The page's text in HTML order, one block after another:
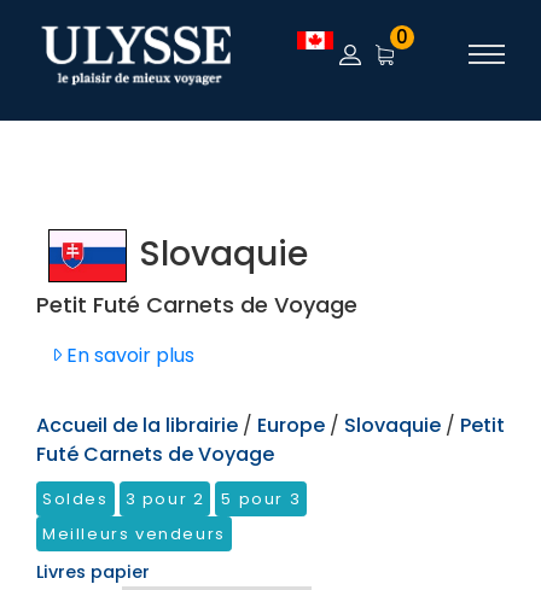
TEST 0
Slovaquie
Petit Futé Carnets de Voyage
En savoir plus
Accueil de la librairie / Europe / Slovaquie / Petit
Futé Carnets de Voyage
Soldes 3 pour 2
5 pour 3
Meilleurs vendeurs
Livres papier